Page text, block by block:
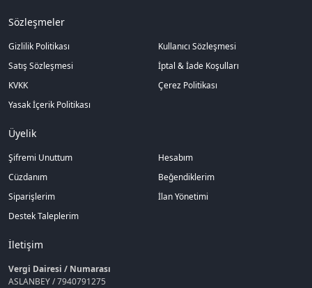
Sözleşmeler
Gizlilik Politikası
Kullanıcı Sözleşmesi
Satış Sözleşmesi
İptal & İade Koşulları
KVKK
Çerez Politikası
Yasak İçerik Politikası
Üyelik
Şifremi Unuttum
Hesabım
Cüzdanım
Beğendiklerim
Siparişlerim
İlan Yönetimi
Destek Taleplerim
İletişim
Vergi Dairesi / Numarası
ASLANBEY / 7940791275